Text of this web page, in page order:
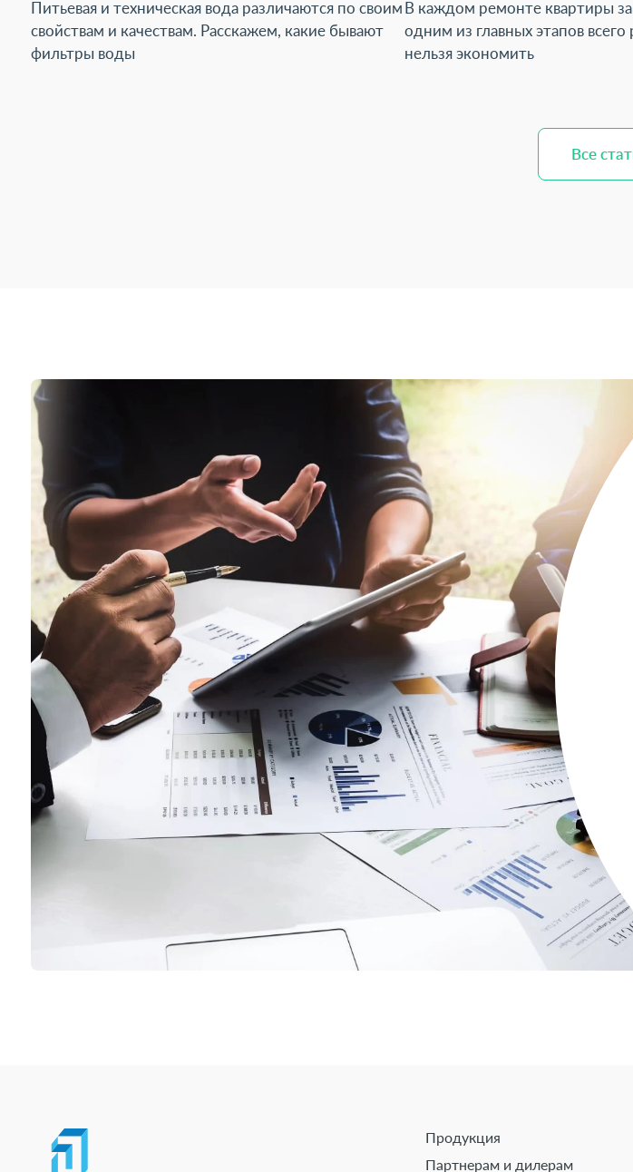
Питьевая и техническая вода различаются по своим
свойствам и качествам. Расскажем, какие бывают
фильтры воды
В каждом ремонте квартиры
одним из главных этапов
нельзя экономить
Все
Продукция
Партнерам и дилерам